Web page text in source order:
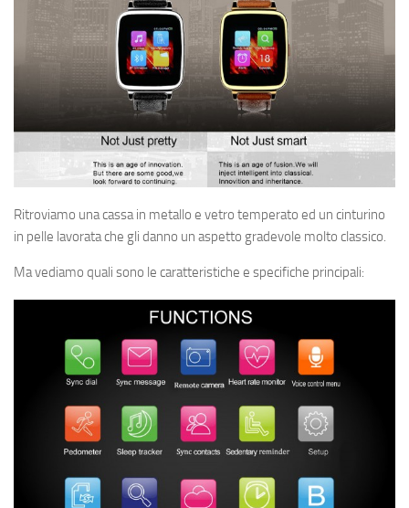
Ritroviamo una cassa in metallo e vetro temperato ed un cinturino
in pelle lavorata che gli danno un aspetto gradevole molto classico.
Ma vediamo quali sono le caratteristiche e specifiche principali: